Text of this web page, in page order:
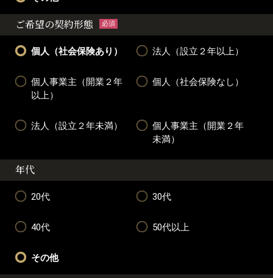
ご希望の契約形態 必須
個人（社会保険あり） 法人（設立２年以上）
個人事業主（開業２年
以上）
個人（社会保険なし）
法人（設立２年未満）
個人事業主（開業２年
未満）
年代
20代 30代
40代 50代以上
その他